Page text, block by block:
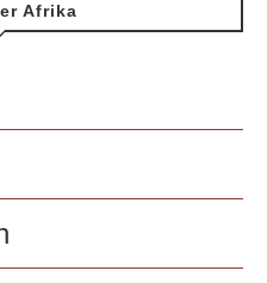
Afrika